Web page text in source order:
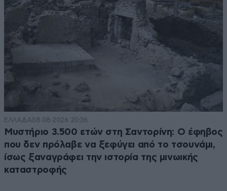
ΕΛΛΑΔΑ08·08·2026 20:36
Μυστήριο 3.500 ετών στη Σαντορίνη: Ο έφηβος
που δεν πρόλαβε να ξεφύγει από το τσουνάμι,
ίσως ξαναγράφει την ιστορία της μινωικής
καταστροφής